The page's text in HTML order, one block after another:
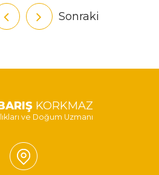
Sonraki
KORKMAZ
ve Doğum Uzmanı